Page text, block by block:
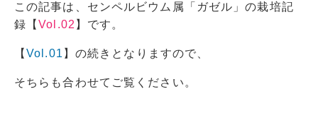
この記事は、センペルビウム属「ガゼル」の栽培記
録【Vol.02 】です。
【Vol.01 】の続きとなりますので、
そちらも合わせてご覧ください。